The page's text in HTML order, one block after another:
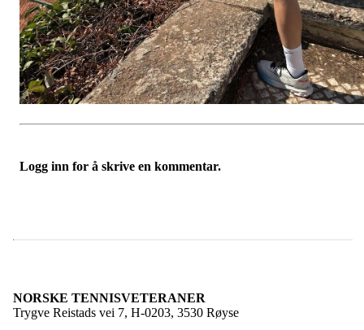
Logg inn for å skrive en kommentar.
NORSKE TENNISVETERANER
Trygve Reistads vei 7, H-0203, 3530 Røyse